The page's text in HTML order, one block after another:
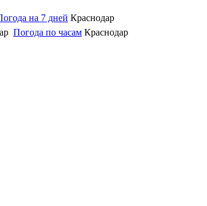
на 7 дней Краснодар
Погода по часам Краснодар